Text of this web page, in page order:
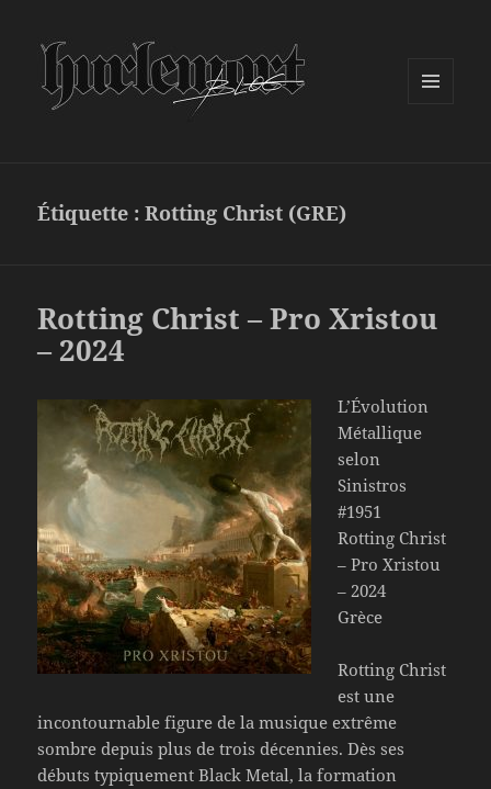
Étiquette :Rotting Christ (GRE)
Rotting Christ – Pro Xristou
– 2024
L’Évolution
Métallique
selon
Sinistros
#1951
Rotting Christ
– Pro Xristou
– 2024
Grèce
Rotting Christ
est une
incontournable figure de la musique extrême
sombre depuis plus de trois décennies. Dès ses
débuts typiquement Black Metal, la formation